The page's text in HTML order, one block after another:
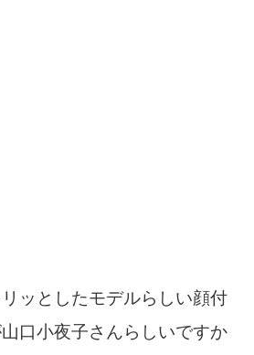
ッとしたモデルらしい顔付
口小夜子さんらしいですか